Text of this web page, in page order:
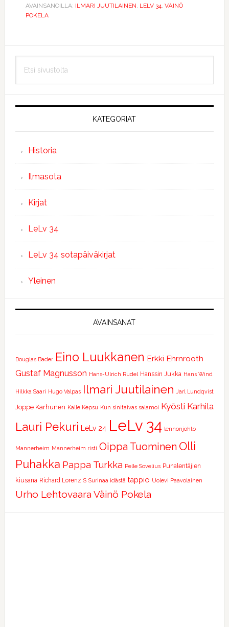
AVAINSANOILLA: ILMARI JUUTILAINEN, LELV 34, VÄINÖ
POKELA
Ensisijainen
sivupalkki
sivustolta
KATEGORIAT
Historia
Ilmasota
Kirjat
LeLv 34
LeLv 34 sotapäiväkirjat
Yleinen
AVAINSANAT
Douglas Bader Eino Luukkanen Erkki Ehrnrooth
Gustaf Magnusson Hans-Ulrich Rudel Hanssin Jukka Hans Wind
Hilkka Saari Hugo Valpas Ilmari Juutilainen Jarl Lundqvist
Joppe Karhunen Kalle Kepsu Kun sinitaivas salamoi Kyösti Karhila
Lauri Pekuri LeLv 24 LeLv 34 lennonjohto
Mannerheim Mannerheim risti Oippa Tuominen Olli
Puhakka Pappa Turkka Pelle Sovelius Punalentäjien
kiusana Richard Lorenz S Surinaa idästä tappio Uolevi Paavolainen
Urho Lehtovaara Väinö Pokela